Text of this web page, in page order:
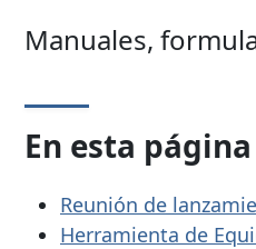
Manuales,
En esta página
Reunión de
Herramienta de